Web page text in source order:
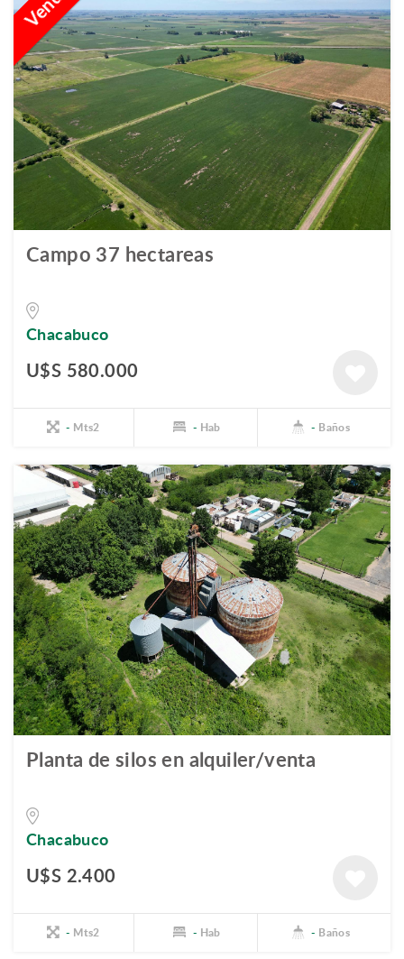
Campo 37 hectareas
Chacabuco
U$S 580.000
- Mts2 - Hab - Baños
Planta de silos en alquiler/venta
Chacabuco
U$S 2.400
- Mts2 - Hab - Baños